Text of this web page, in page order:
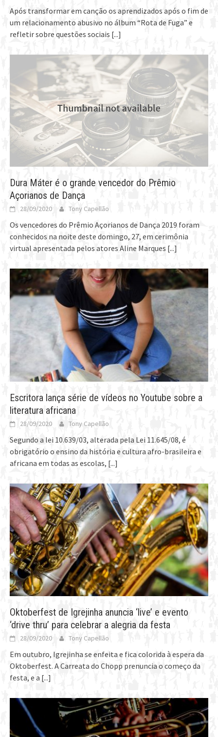
Após transformar em canção os aprendizados após o fim de
um relacionamento abusivo no álbum “Rota de Fuga” e
refletir sobre questões sociais [...]
Dura Máter é o grande vencedor do Prêmio
Açorianos de Dança
28/09/2020 Tony Capellão
Os vencedores do Prêmio Açorianos de Dança 2019 foram
conhecidos na noite deste domingo, 27, em cerimônia
virtual apresentada pelos atores Aline Marques [...]
Escritora lança série de vídeos no Youtube sobre a
literatura africana
28/09/2020 Tony Capellão
Segundo a lei 10.639/03, alterada pela Lei 11.645/08, é
obrigatório o ensino da história e cultura afro-brasileira e
africana em todas as escolas, [...]
Oktoberfest de Igrejinha anuncia ‘live’ e evento
‘drive thru’ para celebrar a alegria da festa
28/09/2020 Tony Capellão
Em outubro, Igrejinha se enfeita e fica colorida à espera da
Oktoberfest. A Carreata do Chopp prenuncia o começo da
festa, e a [...]